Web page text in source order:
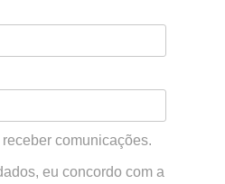
comunicações.
eu concordo com a